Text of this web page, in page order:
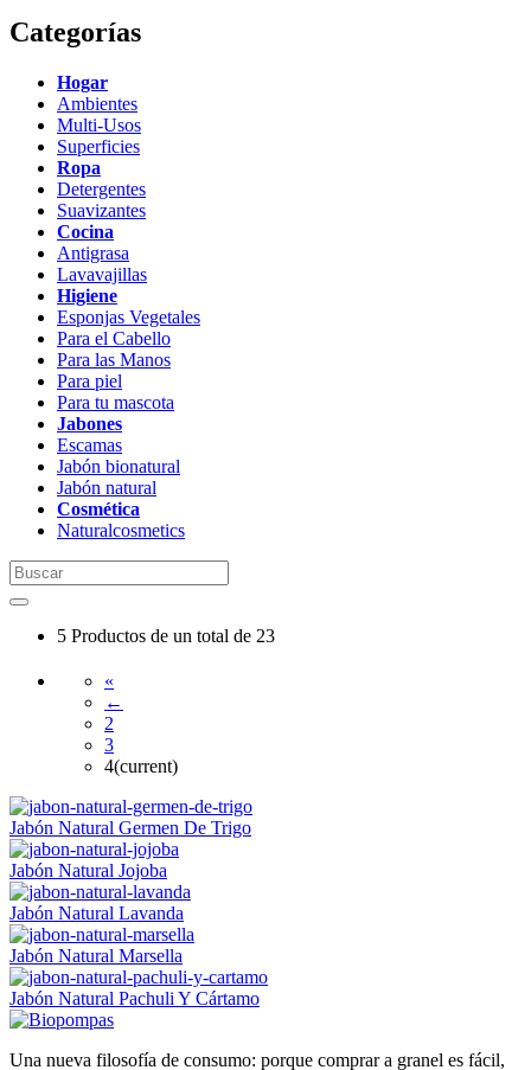
Categorías
Hogar
Ambientes
Multi-Usos
Superficies
Ropa
Detergentes
Suavizantes
Cocina
Antigrasa
Lavavajillas
Higiene
Esponjas Vegetales
Para el Cabello
Para las Manos
Para piel
Para tu mascota
Jabones
Escamas
Jabón bionatural
Jabón natural
Cosmética
Naturalcosmetics
5 Productos de un total de 23
«
←
2
3
4(current)
Jabón Natural Germen De Trigo
Jabón Natural Jojoba
Jabón Natural Lavanda
Jabón Natural Marsella
Jabón Natural Pachuli Y Cártamo
Una nueva filosofía de consumo: porque comprar a granel es fácil,